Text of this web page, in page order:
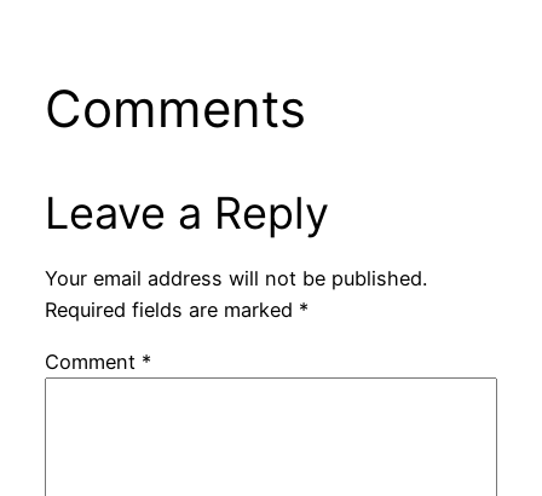
Comments
Leave a Reply
Your email address will not be published.
Required fields are marked *
Comment *